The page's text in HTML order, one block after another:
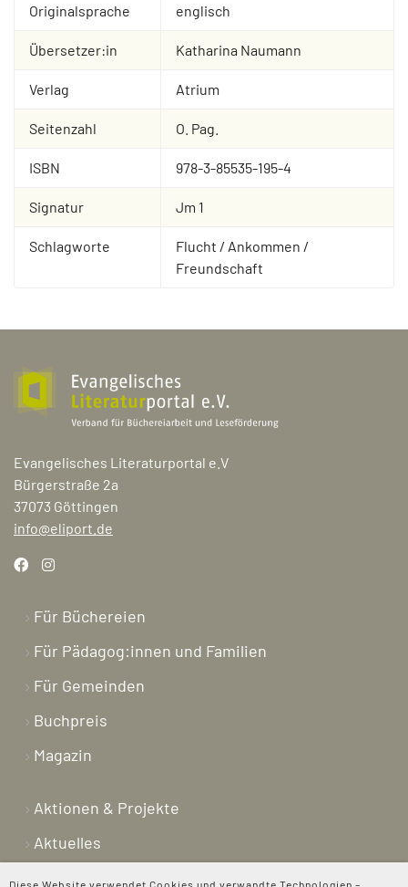
Diese Website verwendet Cookies und verwandte Technologien –
Originalsprache englisch
Übersetzer:in Katharina Naumann
Verlag Atrium
Seitenzahl O. Pag.
ISBN 978-3-85535-195-4
Signatur Jm 1
Schlagworte
Flucht / Ankommen /
Freundschaft
Evangelisches Literaturportal e.V
Bürgerstraße 2a
37073 Göttingen
info@eliport.de
Für Büchereien
Für Pädagog:innen und Familien
Für Gemeinden
Buchpreis
Magazin
Aktionen & Projekte
Aktuelles
Newsletter